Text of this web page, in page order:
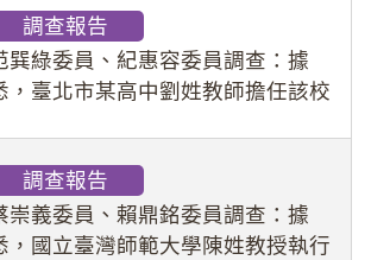
教羽球隊學生等行為，歷經該校校園
件處理會議（下
調查報告
巽綠委員、紀惠容委員調查：據
，臺北市某高中劉姓教師擔任該校
行拍攝特定樣態性影像並以手機傳送
師。該生因畏懼成
調查報告
崇義委員、賴鼎銘委員調查：據
，國立臺灣師範大學陳姓教授執行